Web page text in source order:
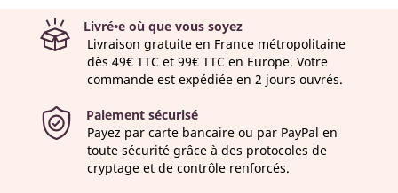
Livré•e où que vous soyez
Livraison gratuite en France métropolitaine
dès 49€ TTC et 99€ TTC en Europe. Votre
commande est expédiée en 2 jours ouvrés.
Paiement sécurisé
Payez par carte bancaire ou par PayPal en
toute sécurité grâce à des protocoles de
cryptage et de contrôle renforcés.